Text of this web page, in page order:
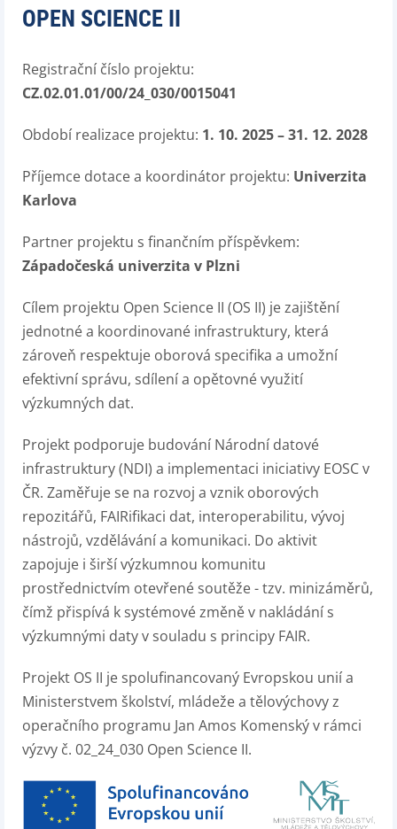
OPEN SCIENCE II
Registrační číslo projektu:
CZ.02.01.01/00/24_030/0015041
Období realizace projektu: 1. 10. 2025 – 31. 12. 2028
Příjemce dotace a koordinátor projektu: Univerzita
Karlova
Partner projektu s finančním příspěvkem:
Západočeská univerzita v Plzni
Cílem projektu Open Science II (OS II) je zajištění
jednotné a koordinované infrastruktury, která
zároveň respektuje oborová specifika a umožní
efektivní správu, sdílení a opětovné využití
výzkumných dat.
Projekt podporuje budování Národní datové
infrastruktury (NDI) a implementaci iniciativy EOSC v
ČR. Zaměřuje se na rozvoj a vznik oborových
repozitářů, FAIRifikaci dat, interoperabilitu, vývoj
nástrojů, vzdělávání a komunikaci. Do aktivit
zapojuje i širší výzkumnou komunitu
prostřednictvím otevřené soutěže - tzv. minizáměrů,
čímž přispívá k systémové změně v nakládání s
výzkumnými daty v souladu s principy FAIR.
Projekt OS II je spolufinancovaný Evropskou unií a
Ministerstvem školství, mládeže a tělovýchovy z
operačního programu Jan Amos Komenský v rámci
výzvy č. 02_24_030 Open Science II.